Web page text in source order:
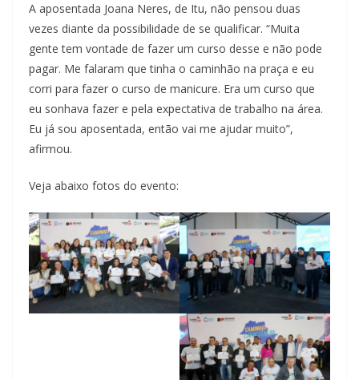
A aposentada Joana Neres, de Itu, não pensou duas
vezes diante da possibilidade de se qualificar. “Muita
gente tem vontade de fazer um curso desse e não pode
pagar. Me falaram que tinha o caminhão na praça e eu
corri para fazer o curso de manicure. Era um curso que
eu sonhava fazer e pela expectativa de trabalho na área.
Eu já sou aposentada, então vai me ajudar muito”,
afirmou.
Veja abaixo fotos do evento: